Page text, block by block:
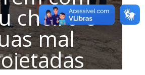
cheiro e
mal